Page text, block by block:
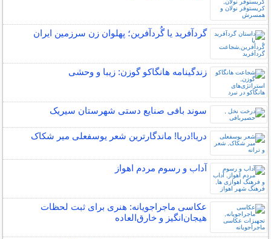
گردآفرید یا گُردآفرین؛ پهلوان زن سرزمین ایران
زندگینامه هانگاکو گوزن: زیبا و وحشی
سوند بافی صنایع دستی شهرستان سیریک
دریا!دریا! ماندگارترین شعر یوسفعلی میر شکاک
آداب و رسوم مردم اهواز
عکاسی ماجراجویانه: هنری برای ثبت لحظات
هیجان‌انگیز و خارق‌العاده